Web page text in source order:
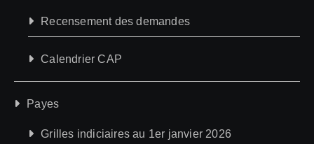
Recensement des demandes
Calendrier CAP
Payes
Grilles indiciaires au 1er janvier 2026